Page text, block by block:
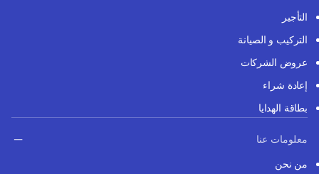
التأجير
التركيب و الصيانة
عروض الشركات
إعادة شراء
بطاقة الهدايا
معلومات عنا
من نحن